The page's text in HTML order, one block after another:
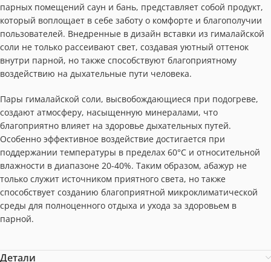
парных помещений саун и бань, представляет собой продукт,
который воплощает в себе заботу о комфорте и благополучии
пользователей. Внедренные в дизайн вставки из гималайской
соли не только рассеивают свет, создавая уютный оттенок
внутри парной, но также способствуют благоприятному
воздействию на дыхательные пути человека.
Пары гималайской соли, высвобождающиеся при подогреве,
создают атмосферу, насыщенную минералами, что
благоприятно влияет на здоровье дыхательных путей.
Особенно эффективное воздействие достигается при
поддержании температуры в пределах 60°C и относительной
влажности в диапазоне 20-40%. Таким образом, абажур не
только служит источником приятного света, но также
способствует созданию благоприятной микроклиматической
среды для полноценного отдыха и ухода за здоровьем в
парной.
Детали